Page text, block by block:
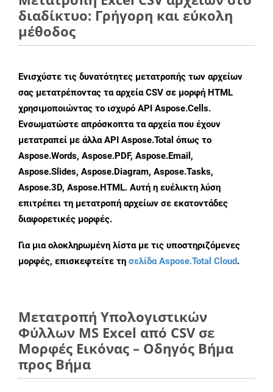
διαδίκτυο: Γρήγορη και εύκολη
μέθοδος
Ενισχύστε τις δυνατότητες μετατροπής των αρχείων
σας μετατρέποντας τα αρχεία CSV σε μορφή HTML
χρησιμοποιώντας το ισχυρό API Aspose.Cells.
Ενσωματώστε απρόσκοπτα τα αρχεία που έχουν
μετατραπεί με άλλα API Aspose.Total όπως το
Aspose.Words, Aspose.PDF, Aspose.Email,
Aspose.Slides, Aspose.Diagram, Aspose.Tasks,
Aspose.3D, Aspose.HTML. Αυτή η ευέλικτη λύση
επιτρέπει τη μετατροπή αρχείων σε εκατοντάδες
διαφορετικές μορφές.
Για μια ολοκληρωμένη λίστα με τις υποστηριζόμενες
μορφές, επισκεφτείτε τη σελίδα Aspose.Total Cloud.
Μετατροπή Υπολογιστικών
Φύλλων MS Excel από CSV σε
Μορφές Εικόνας – Οδηγός Βήμα
προς Βήμα